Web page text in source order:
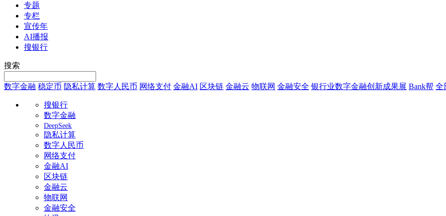
专题
专栏
宣传年
AI播报
搜银行
搜索
数字金融 稳定币 隐私计算 数字人民币 网络支付 金融AI 区块链 金融云 物联网 金融安全 银行业数字金融创新成果展 Bank帮 全
搜银行
数字金融
DeepSeek
隐私计算
数字人民币
网络支付
金融AI
区块链
金融云
物联网
金融安全